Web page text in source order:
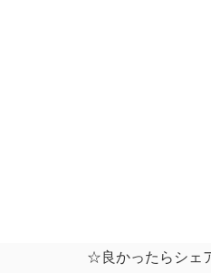
☆良かったらシェ